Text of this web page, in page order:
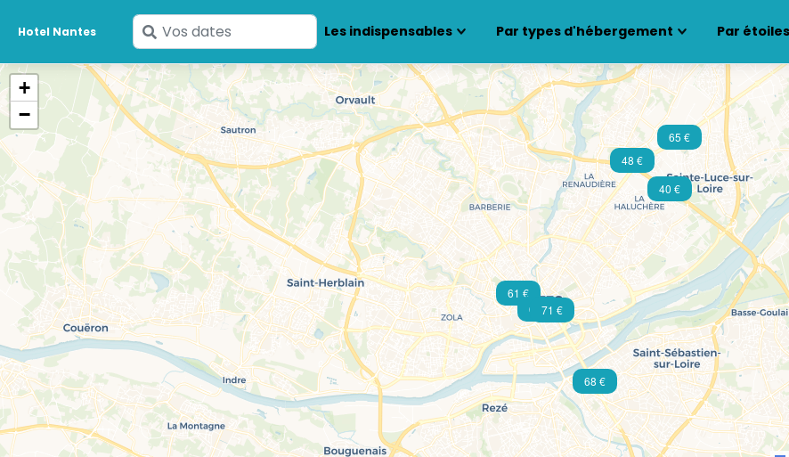
Hotel Nantes
Saisissez
vos
dates
Les indispensables Par types d'hébergement Par étoiles
40 €
48 €
61 €
63 €
65 €
68 €
71 €
+
−